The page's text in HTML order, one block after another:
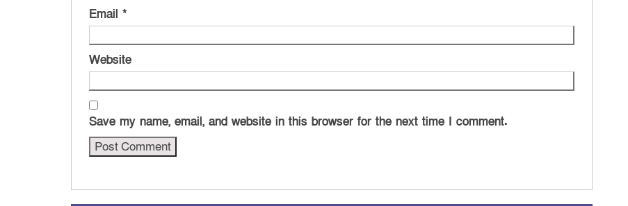
Email *
Website
Save my name, email, and website in this browser for the next time I comment.